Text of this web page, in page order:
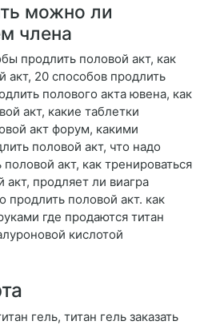
можно ли
члена
продлить половой акт, как
акт, 20 способов продлить
полового акта ювена, как
акт, какие таблетки
акт форум, какими
половой акт, что надо
акт, как тренироваться
продляет ли виагра
продлить половой акт. как
где продаются титан
кислотой
гель, титан гель заказать